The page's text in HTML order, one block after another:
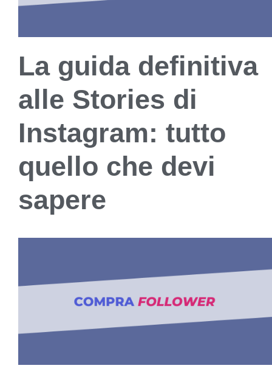
La guida definitiva
alle Stories di
Instagram: tutto
quello che devi
sapere